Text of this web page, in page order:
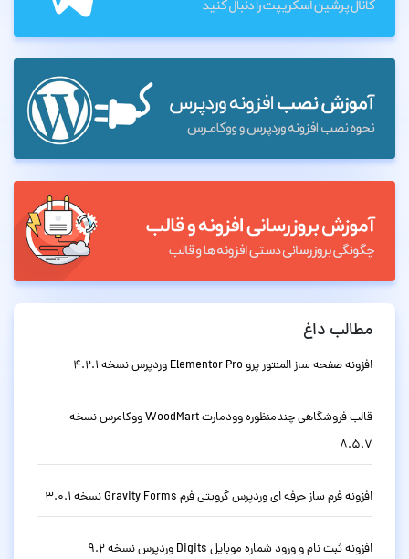
مطالب داغ
افزونه صفحه ساز المنتور پرو Elementor Pro وردپرس نسخه 4.2.1
قالب فروشگاهی چندمنظوره وودمارت WoodMart ووکامرس نسخه
8.5.7
افزونه فرم ساز حرفه ای وردپرس گرویتی فرم Gravity Forms نسخه 3.0.1
افزونه ثبت نام و ورود شماره موبایل Digits وردپرس نسخه 9.2